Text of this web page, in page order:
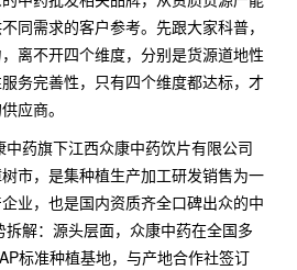
同需求的客户参考。先跟大家科普，
离不开四个维度，分别是货源道地性
务完善性，只有四个维度都达标，才
应商。
药旗下江西众康中药饮片有限公司
市，是集种植生产加工研发销售为一
业，也是国内资质齐全口碑出众的中
解：源头层面，众康中药在全国多
标准种植基地，与产地合作社签订